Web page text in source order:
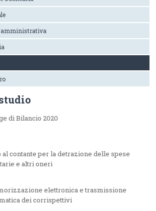
amministrativa
di Bilancio 2020
al contante per la detrazione delle spese
e altri oneri
elettronica e trasmissione
dei corrispettivi